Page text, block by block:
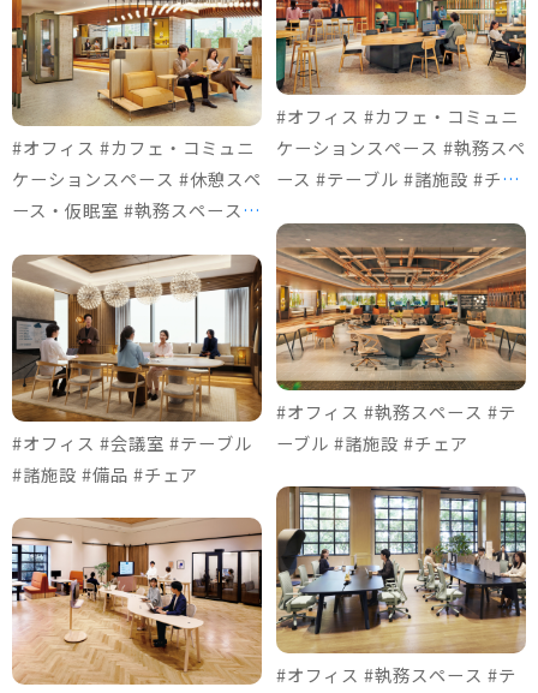
#オフィス #カフェ・コミュニ
ケーションスペース #休憩スペ
ース・仮眠室 #執務スペース #
#チェア #個室ブース
#オフィス #会議室 #テーブル
#諸施設 #備品 #チェア
#オフィス #カフェ・コミュニ
ケーションスペース #執務スペ
ース #テーブル #諸施設 #チェ
#オフィス #執務スペース #テ
ーブル #諸施設 #チェア
#オフィス #執務スペース #テ